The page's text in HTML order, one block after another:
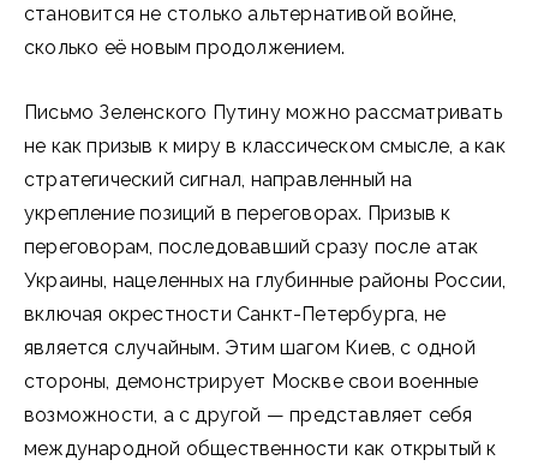
становится не столько альтернативой войне,
сколько её новым продолжением.
Письмо Зеленского Путину можно рассматривать
не как призыв к миру в классическом смысле, а как
стратегический сигнал, направленный на
укрепление позиций в переговорах. Призыв к
переговорам, последовавший сразу после атак
Украины, нацеленных на глубинные районы России,
включая окрестности Санкт-Петербурга, не
является случайным. Этим шагом Киев, с одной
стороны, демонстрирует Москве свои военные
возможности, а с другой — представляет себя
международной общественности как открытый к